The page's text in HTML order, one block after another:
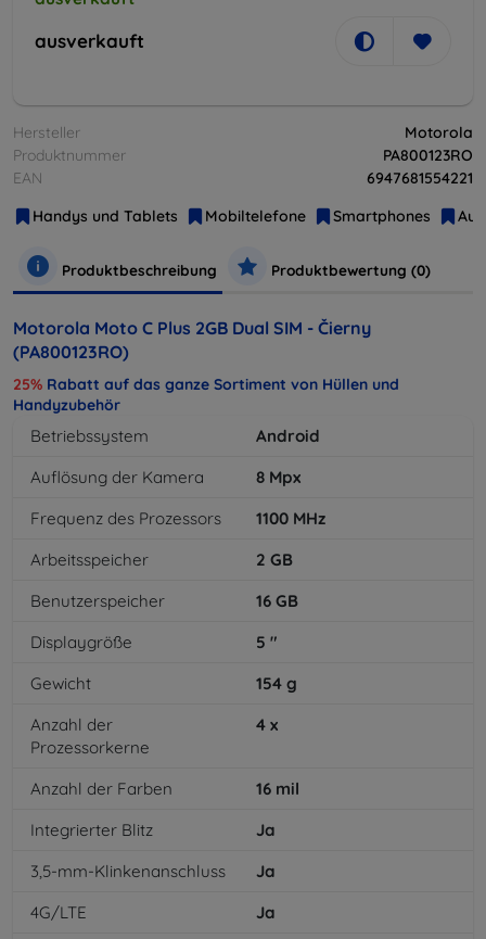
ausverkauft
Hersteller
Motorola
Produktnummer
PA800123RO
EAN
6947681554221
Handys und Tablets
Mobiltelefone Smartphones
Produktbeschreibung Produktbewertung (0)
Motorola Moto C Plus 2GB Dual SIM - Čierny
(PA800123RO)
25% Rabatt auf das ganze Sortiment von Hüllen und
Handyzubehör
Betriebssystem
Android
Auflösung der Kamera
8 Mpx
Frequenz des Prozessors
1100 MHz
Arbeitsspeicher
2 GB
Benutzerspeicher
16 GB
Displaygröße
5 "
Gewicht
154 g
Anzahl der
Prozessorkerne
4 x
Anzahl der Farben 16 mil
Integrierter Blitz
Ja
3,5-mm-Klinkenanschluss
Ja
4G/LTE
Ja